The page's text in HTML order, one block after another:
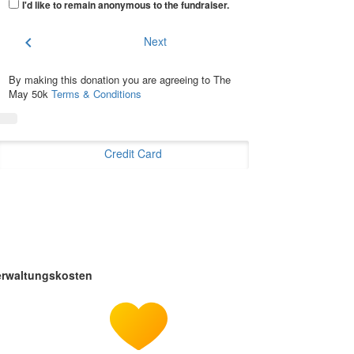
I'd like to remain anonymous to the fundraiser.
chevron_left Next
By making this donation you are agreeing to The
May 50k Terms & Conditions
Credit Card